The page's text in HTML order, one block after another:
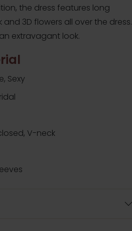
the dress features long
3D flowers all over the dress.
extravagant look.
Sexy
V-neck